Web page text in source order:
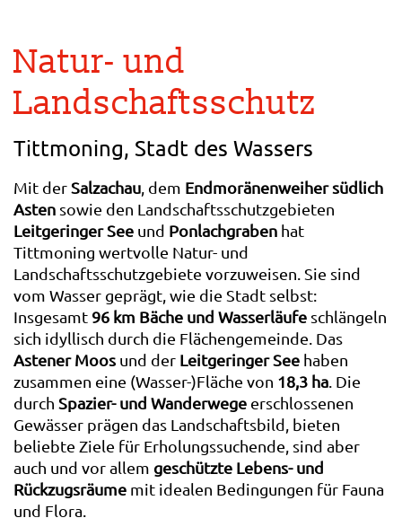
Natur- und
Landschaftsschutz
Tittmoning, Stadt des Wassers
Mit der Salzachau, dem Endmoränenweiher südlich
Asten sowie den Landschaftsschutzgebieten
Leitgeringer See und Ponlachgraben hat
Tittmoning wertvolle Natur- und
Landschaftsschutzgebiete vorzuweisen. Sie sind
vom Wasser geprägt, wie die Stadt selbst:
Insgesamt 96 km Bäche und Wasserläufe schlängeln
sich idyllisch durch die Flächengemeinde. Das
Astener Moos und der Leitgeringer See haben
zusammen eine (Wasser-)Fläche von 18,3 ha. Die
durch Spazier- und Wanderwege erschlossenen
Gewässer prägen das Landschaftsbild, bieten
beliebte Ziele für Erholungssuchende, sind aber
auch und vor allem geschützte Lebens- und
Rückzugsräume mit idealen Bedingungen für Fauna
und Flora.